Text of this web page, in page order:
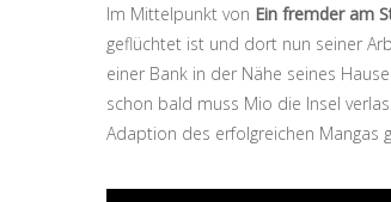
Im Mittelpunkt von Ein fremder am
geflüchtet ist und dort nun seiner
einer Bank in der Nähe seines
schon bald muss Mio die Insel
Adaption des erfolgreichen Mangas